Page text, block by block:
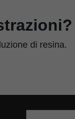
di resina.